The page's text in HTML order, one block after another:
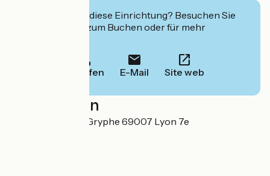
Interessiert Sie diese Einrichtung? Besuchen Sie
deren Website zum Buchen oder für mehr
Anrufen E-Mail Site web
Localisation
56 rue Sébastien Gryphe 69007 Lyon 7e